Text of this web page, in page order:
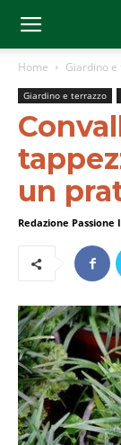
Home Giardino
Giardino e terrazzo
un
Redazione Passione